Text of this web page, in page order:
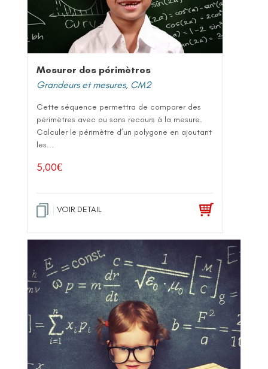
Mesurer des périmètres
Grandeurs et mesures, CM2
Cette séquence permettra de comparer des
périmètres avec ou sans recours à la mesure.
Calculer le périmètre d’un polygone en ajoutant
les...
5,00€
VOIR DETAIL